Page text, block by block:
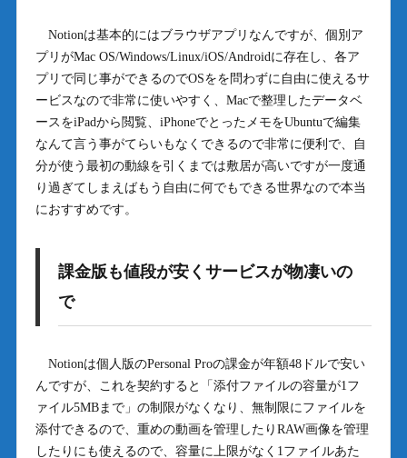
Notionは基本的にはブラウザアプリなんですが、個別ア
プリがMac OS/Windows/Linux/iOS/Androidに存在し、各ア
プリで同じ事ができるのでOSをを問わずに自由に使えるサ
ービスなので非常に使いやすく、Macで整理したデータベ
ースをiPadから閲覧、iPhoneでとったメモをUbuntuで編集
なんて言う事がてらいもなくできるので非常に便利で、自
分が使う最初の動線を引くまでは敷居が高いですが一度通
り過ぎてしまえばもう自由に何でもできる世界なので本当
におすすめです。
課金版も値段が安くサービスが物凄いの
で
Notionは個人版のPersonal Proの課金が年額48ドルで安い
んですが、これを契約すると「添付ファイルの容量が1フ
ァイル5MBまで」の制限がなくなり、無制限にファイルを
添付できるので、重めの動画を管理したりRAW画像を管理
したりにも使えるので、容量に上限がなく1ファイルあた